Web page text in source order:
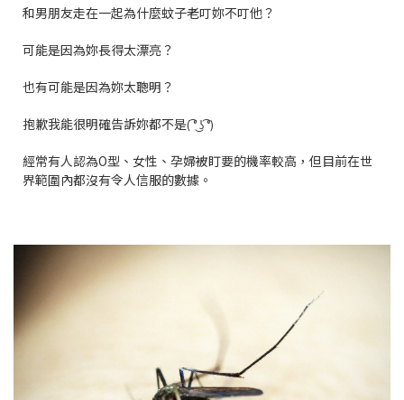
和男朋友走在一起為什麼蚊子老叮妳不叮他？
可能是因為妳長得太漂亮？
也有可能是因為妳太聰明？
抱歉我能很明確告訴妳都不是( ͡° ͜ʖ ͡°)
經常有人認為O型、女性、孕婦被盯要的機率較高，但目前在世
界範圍內都沒有令人信服的數據。